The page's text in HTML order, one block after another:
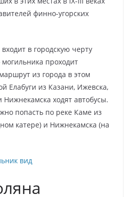
финно-угорских
в городскую черту
проходит
из города в этом
Елабуги из Казани, Ижевска,
ходят автобусы.
попасть по реке Каме из
катере) и Нижнекамска (на